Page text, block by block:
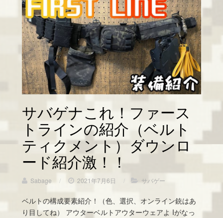
サバゲナこれ！ファース
トラインの紹介（ベルト
ティクメント）ダウンロ
ード紹介激！！
Sabage / 2021年7月6日 サバゲー
ベルトの構成要素紹介！（色、選択、オンライン銃はあ
り目してね） アウターベルトアウターウェアよ Iがなっ